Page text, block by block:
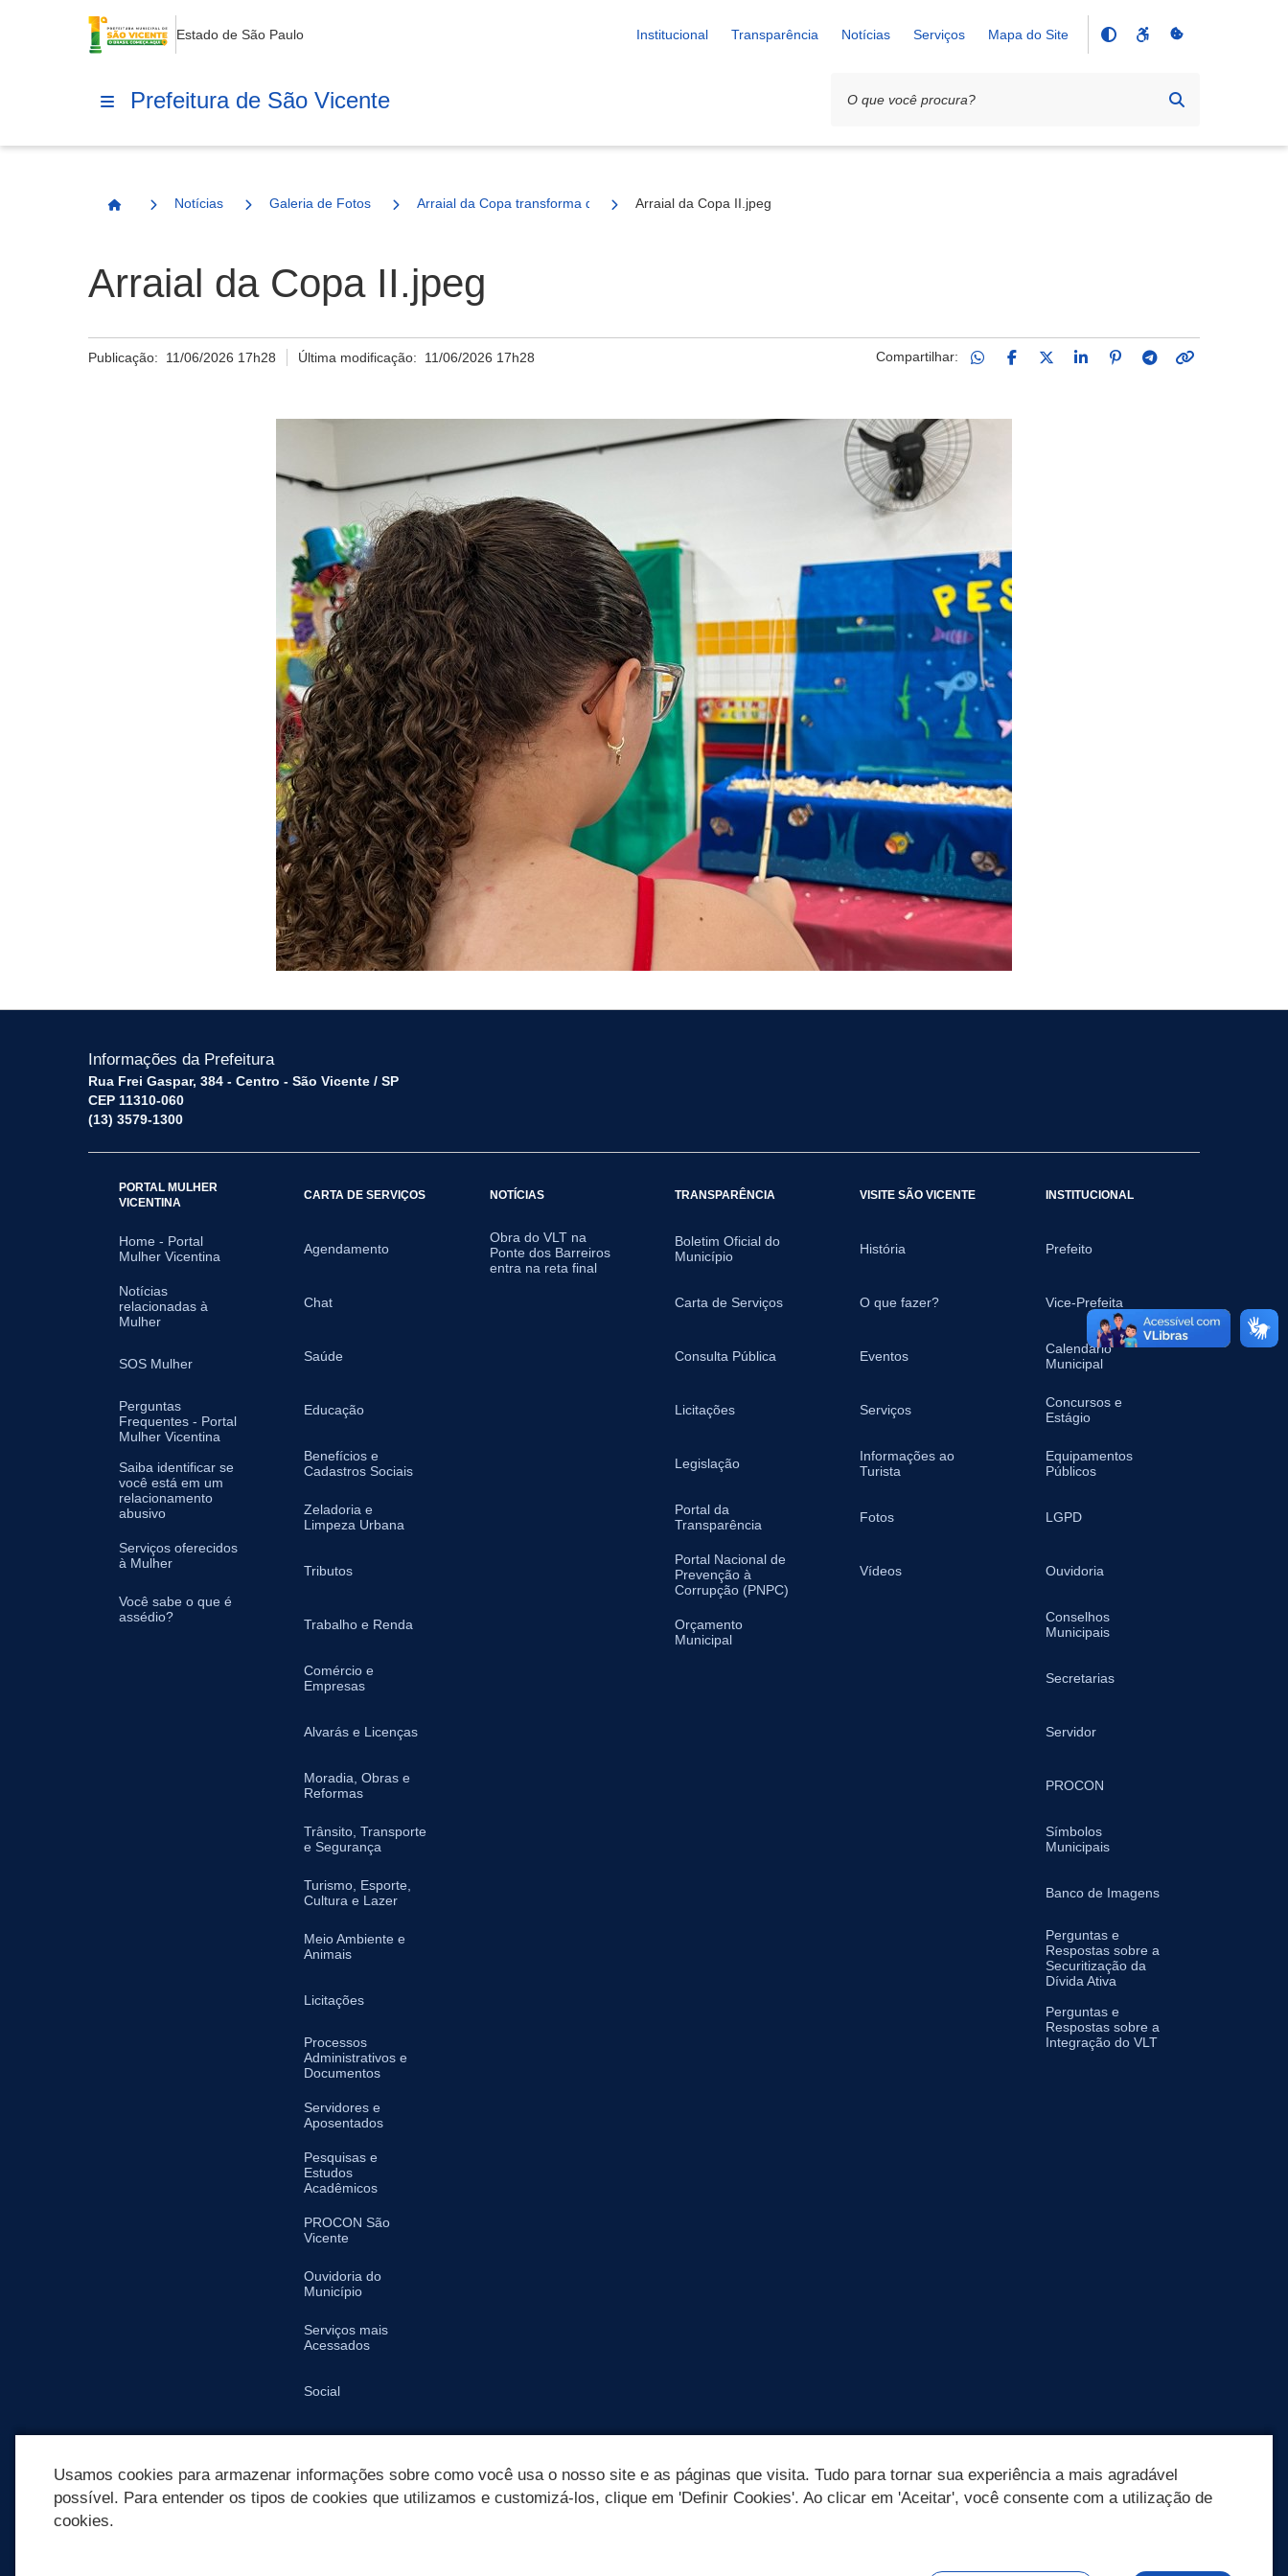
Estado de São Paulo Institucional Transparência Notícias Serviços Mapa do Site
Prefeitura de São Vicente
Página Inicial
Notícias Galeria de Fotos Arraial da Copa transforma quermesse escolar em celebração de duas paixões brasileiras
Arraial da Copa II.jpeg
Arraial da Copa II.jpeg
Publicação: 11/06/2026 17h28 Última modificação: 11/06/2026 17h28 Compartilhar:
Informações da Prefeitura
Rua Frei Gaspar, 384 - Centro - São Vicente / SP
CEP 11310-060
(13) 3579-1300
PORTAL MULHER
VICENTINA
Home - Portal
Mulher Vicentina
Notícias
relacionadas à
Mulher
SOS Mulher
Perguntas
Frequentes - Portal
Mulher Vicentina
Saiba identificar se
você está em um
relacionamento
abusivo
Serviços oferecidos
à Mulher
Você sabe o que é
assédio?
CARTA DE SERVIÇOS
Agendamento
Chat
Saúde
Educação
Benefícios e
Cadastros Sociais
Zeladoria e
Limpeza Urbana
Tributos
Trabalho e Renda
Comércio e
Empresas
Alvarás e Licenças
Moradia, Obras e
Reformas
Trânsito, Transporte
e Segurança
Turismo, Esporte,
Cultura e Lazer
Meio Ambiente e
Animais
Licitações
Processos
Administrativos e
Documentos
Servidores e
Aposentados
Pesquisas e
Estudos
Acadêmicos
PROCON São
Vicente
Ouvidoria do
Município
Serviços mais
Acessados
Social
NOTÍCIAS
Obra do VLT na
Ponte dos Barreiros
entra na reta final
TRANSPARÊNCIA
Boletim Oficial do
Município
Carta de Serviços
Consulta Pública
Licitações
Legislação
Portal da
Transparência
Portal Nacional de
Prevenção à
Corrupção (PNPC)
Orçamento
Municipal
VISITE SÃO VICENTE
História
O que fazer?
Eventos
Serviços
Informações ao
Turista
Fotos
Vídeos
INSTITUCIONAL
Prefeito
Vice-Prefeita
Calendário
Municipal
Concursos e
Estágio
Equipamentos
Públicos
LGPD
Ouvidoria
Conselhos
Municipais
Secretarias
Servidor
PROCON
Símbolos
Municipais
Banco de Imagens
Perguntas e
Respostas sobre a
Securitização da
Dívida Ativa
Perguntas e
Respostas sobre a
Integração do VLT
Usamos cookies para armazenar informações sobre como você usa o nosso site e as páginas que visita. Tudo para tornar sua experiência a mais agradável
possível. Para entender os tipos de cookies que utilizamos e customizá-los, clique em 'Definir Cookies'. Ao clicar em 'Aceitar', você consente com a utilização de
cookies.